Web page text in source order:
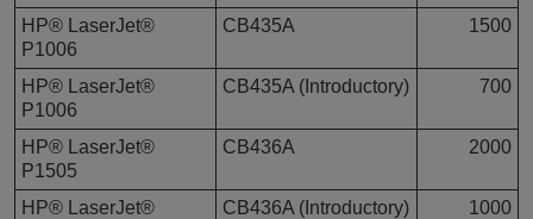
HP® LaserJet®
P1006
CB435A 1500
HP® LaserJet®
P1006
CB435A (Introductory) 700
HP® LaserJet®
P1505
CB436A 2000
HP® LaserJet®
CB436A (Introductory) 1000